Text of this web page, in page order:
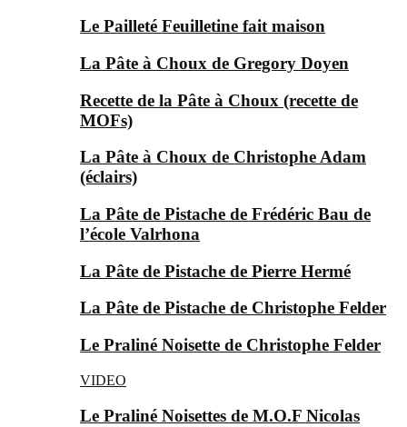
Le Pailleté Feuilletine fait maison
La Pâte à Choux de Gregory Doyen
Recette de la Pâte à Choux (recette de
MOFs)
La Pâte à Choux de Christophe Adam
(éclairs)
La Pâte de Pistache de Frédéric Bau de
l’école Valrhona
La Pâte de Pistache de Pierre Hermé
La Pâte de Pistache de Christophe Felder
Le Praliné Noisette de Christophe Felder
VIDEO
Le Praliné Noisettes de M.O.F Nicolas